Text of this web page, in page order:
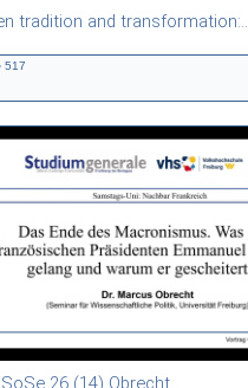
Between tradition and transformation: how owners,
517